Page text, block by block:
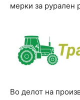
мерки за рурален
Во делот на